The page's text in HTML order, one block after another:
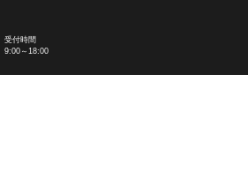
受付時間
9:00～18:00